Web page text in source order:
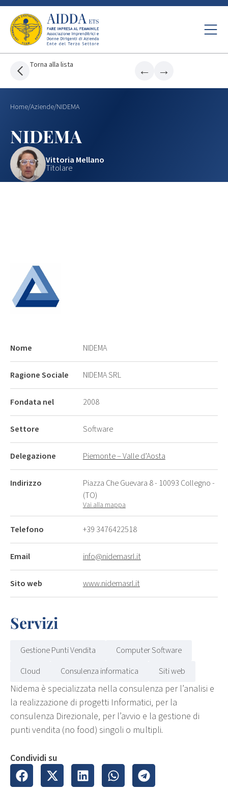
Torna alla lista ← →
Home/Aziende/NIDEMA
NIDEMA
Vittoria Mellano
Titolare
Nome NIDEMA
Ragione Sociale NIDEMA SRL
Fondata nel 2008
Settore Software
Delegazione Piemonte – Valle d’Aosta
Indirizzo
Piazza Che Guevara 8 - 10093 Collegno -
(TO)
Vai alla mappa
Telefono +39 3476422518
Email info@nidemasrl.it
Sito web www.nidemasrl.it
Servizi
Gestione Punti Vendita
Computer Software
Cloud
Consulenza informatica Siti web
Nidema è specializzata nella consulenza per l’analisi e
la realizzazione di progetti Informatici, per la
consulenza Direzionale, per l’avvio e la gestione di
punti vendita (no food) singoli o multipli.
Condividi su